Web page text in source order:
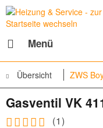
Menü
Übersicht ZWS
Gasventil VK
(1)